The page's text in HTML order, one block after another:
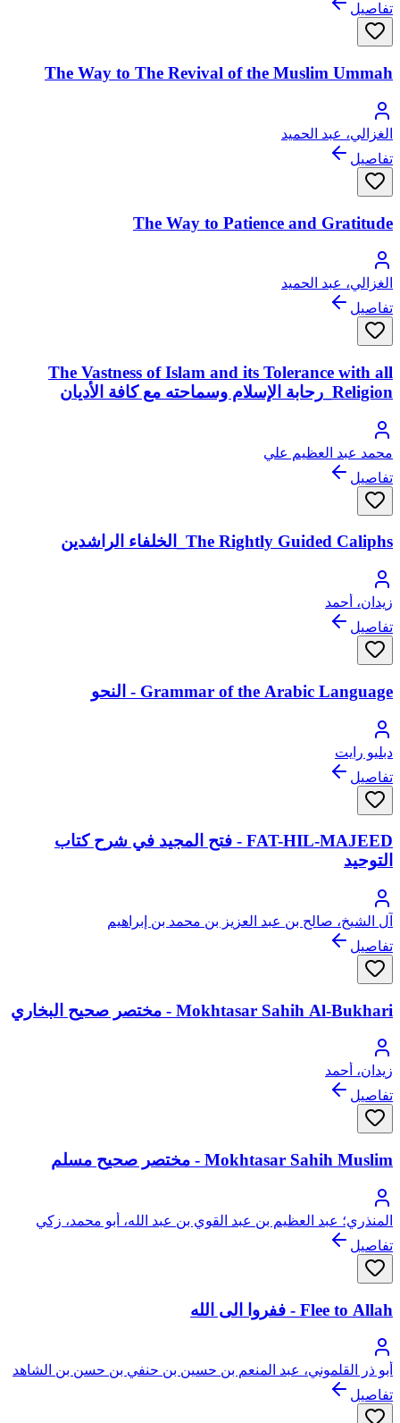
تفاصيل
The Way to The Revival of the Muslim Ummah
الغزالي، عبد الحميد
تفاصيل
The Way to Patience and Gratitude
الغزالي، عبد الحميد
تفاصيل
The Vastness of Islam and its Tolerance with all
Religion_رحابة الإسلام وسماحته مع كافة الأديان
محمد عبد العظيم علي
تفاصيل
The Rightly Guided Caliphs_الخلفاء الراشدين
زيدان، أحمد
تفاصيل
Grammar of the Arabic Language - النحو
دبليو رايت
تفاصيل
FAT-HIL-MAJEED - فتح المجيد في شرح كتاب
التوحيد
آل الشيخ، صالح بن عبد العزيز بن محمد بن إبراهيم
تفاصيل
Mokhtasar Sahih Al-Bukhari - مختصر صحيح البخاري
زيدان، أحمد
تفاصيل
Mokhtasar Sahih Muslim - مختصر صحيح مسلم
المنذري؛ عبد العظيم بن عبد القوي بن عبد الله، أبو محمد، زكي
الدين المنذري
تفاصيل
Flee to Allah - ففروا الى الله
أبو ذر القلموني، عبد المنعم بن حسين بن حنفي بن حسن بن الشاهد
تفاصيل